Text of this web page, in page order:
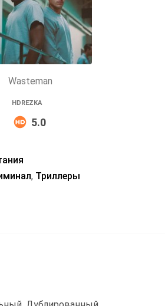
Wasteman
HDREZKA
5.0
, Триллеры